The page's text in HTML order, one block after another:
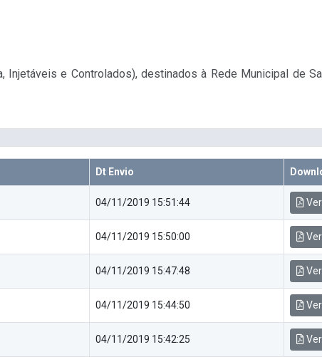
e Controlados), destinados à Rede Municipal de
Dt Envio
04/11/2019 15:51:44
04/11/2019 15:50:00
04/11/2019 15:47:48
04/11/2019 15:44:50
04/11/2019 15:42:25